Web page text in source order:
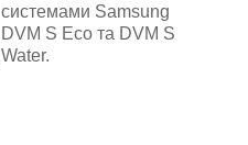
системами Samsung
DVM S Eco та DVM S
Water.